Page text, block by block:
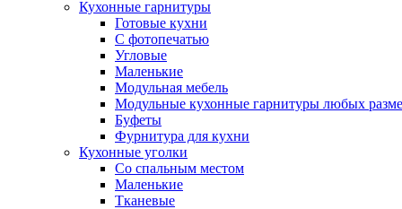
Кухонные гарнитуры
Готовые кухни
С фотопечатью
Угловые
Маленькие
Модульная мебель
Модульные кухонные гарнитуры любых
Буфеты
Фурнитура для кухни
Кухонные уголки
Со спальным местом
Маленькие
Тканевые